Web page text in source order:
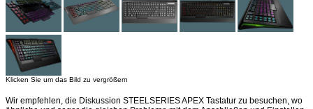
Klicken Sie um das Bild zu vergrößern
Wir empfehlen, die Diskussion STEELSERIES APEX Tastatur zu besuchen, wo